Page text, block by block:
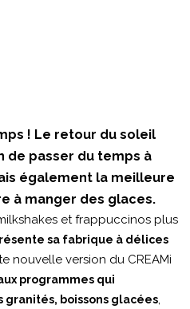
! Le retour du soleil
de passer du temps à
également la meilleure
à manger des glaces.
et frappuccinos plus
sa fabrique à délices
nouvelle version du CREAMi
programmes qui
boissons glacées,